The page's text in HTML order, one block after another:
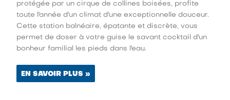
protégée par un cirque de collines boisées, profite
toute l'année d'un climat d'une exceptionnelle douceur.
Cette station balnéaire, épatante et discrète, vous
permet de doser à votre guise le savant cocktail d'un
bonheur familial les pieds dans l'eau.
EN SAVOIR PLUS »